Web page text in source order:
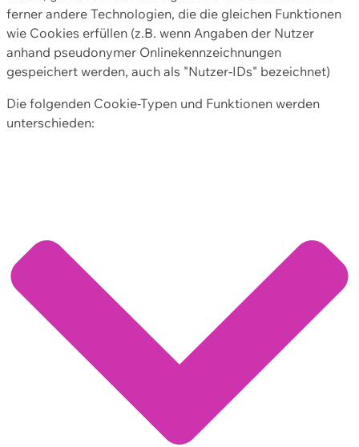
ferner andere Technologien, die die gleichen Funktionen
wie Cookies erfüllen (z.B. wenn Angaben der Nutzer
anhand pseudonymer Onlinekennzeichnungen
gespeichert werden, auch als "Nutzer-IDs" bezeichnet)
Die folgenden Cookie-Typen und Funktionen werden
unterschieden: